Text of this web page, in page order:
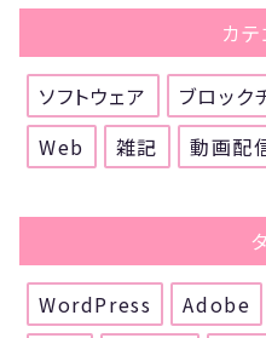
カテ
ソフトウェア ブロック
Web
雑記 動画配
WordPress Adobe